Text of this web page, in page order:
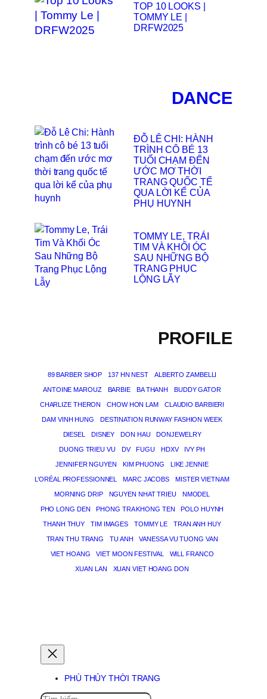
TOP 10 LOOKS |
TOMMY LE |
DRFW2025
DANCE
ĐỖ LÊ CHI: HÀNH
TRÌNH CÔ BÉ 13
TUỔI CHẠM ĐẾN
ƯỚC MƠ THỜI
TRANG QUỐC TẾ
QUA LỜI KỂ CỦA
PHỤ HUYNH
TOMMY LE, TRÁI
TIM VÀ KHỐI ÓC
SAU NHỮNG BỘ
TRANG PHỤC
LỘNG LẪY
PROFILE
89 BARBER SHOP 137 HN NEST ALBERTO ZAMBELLI
ANTOINE MAROUZ BARBIE BA THANH BUDDY GATOR
CHARLIZE THERON CHOW HON LAM CLAUDIO BARBIERI
DAM VINH HUNG DESTINATION RUNWAY FASHION WEEK
DIESEL DISNEY DON HAU DONJEWELRY
DUONG TRIEU VU DV FUGU HDXV IVY PH
JENNIFER NGUYEN KIM PHUONG LIKE JENNIE
L’ORÉAL PROFESSIONNEL MARC JACOBS MISTER VIETNAM
MORNING DRIP NGUYEN NHAT TRIEU NMODEL
PHO LONG DEN PHONG TRA KHONG TEN POLO HUYNH
THANH THUY TIM IMAGES TOMMY LE TRAN ANH HUY
TRAN THU TRANG TU ANH VANESSA VU TUONG VAN
VIET HOANG VIET MOON FESTIVAL WILL FRANCO
XUAN LAN XUAN VIET HOANG DON
PHÙ THỦY THỜI TRANG